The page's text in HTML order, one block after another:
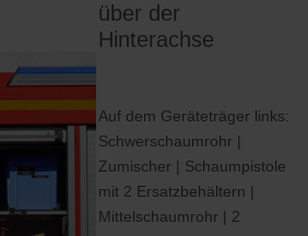
über der
Hinterachse
Auf dem Geräteträger links:
Schwerschaumrohr |
Zumischer | Schaumpistole
mit 2 Ersatzbehältern |
Mittelschaumrohr | 2